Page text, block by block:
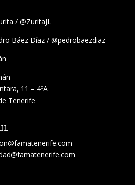
/ @ZuritaJL
Báez Díaz / @pedrobaezdiaz
11 – 4ºA
Tenerife